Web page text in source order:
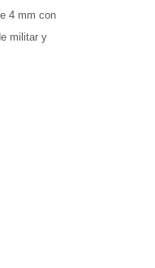
4 mm con
militar y